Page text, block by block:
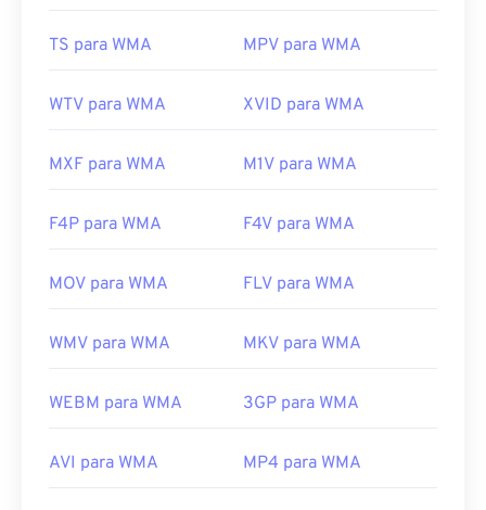
Links úteis:
https://en.wikipedia.org/wiki/Windows_Media_Audio
us/windows/desktop/medfound/windows-media-
TS para WMA MPV para WMA
WTV para WMA XVID para WMA
MXF para WMA M1V para WMA
F4P para WMA F4V para WMA
MOV para WMA FLV para WMA
WMV para WMA MKV para WMA
WEBM para WMA 3GP para WMA
AVI para WMA MP4 para WMA